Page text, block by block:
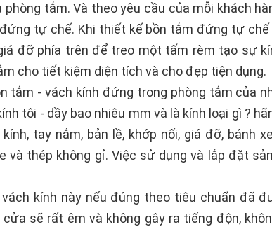
phòng tắm. Và theo yêu cầu của mỗi khách
tự chế. Khi thiết kế bồn tắm đứng tự chế
đỡ phía trên để treo một tấm rèm tạo sự
cho tiết kiệm diện tích và cho đẹp tiện dụng.
tắm - vách kính đứng trong phòng tắm của
tôi - dầy bao nhiêu mm và là kính loại gì ?
tay nắm, bản lề, khớp nối, giá đỡ, bánh
và thép không gỉ. Việc sử dụng và lắp đặt
kính này nếu đúng theo tiêu chuẩn đã
sẽ rất êm và không gây ra tiếng độn,